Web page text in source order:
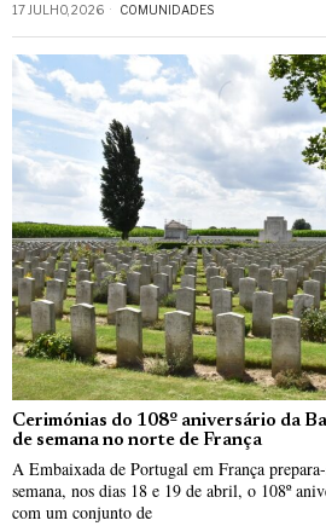
17 JULHO, 2026 COMUNIDADES
Cerimónias do 108º aniversário da
de semana no norte de França
A Embaixada de Portugal em França
semana, nos dias 18 e 19 de abril, o 108º
com um conjunto de